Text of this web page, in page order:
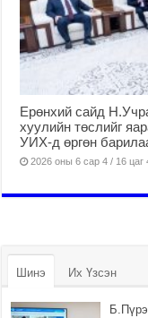
Ерөнхий сайд
хуулийн төслийг
УИХ-д өргөн
2026 оны 6 сар 4 / 16 цаг
Шинэ Их Үзсэн